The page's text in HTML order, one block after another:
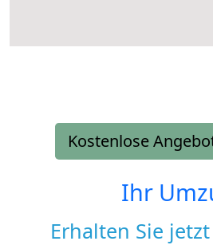
Kostenlose
Ihr
Erhalten Sie